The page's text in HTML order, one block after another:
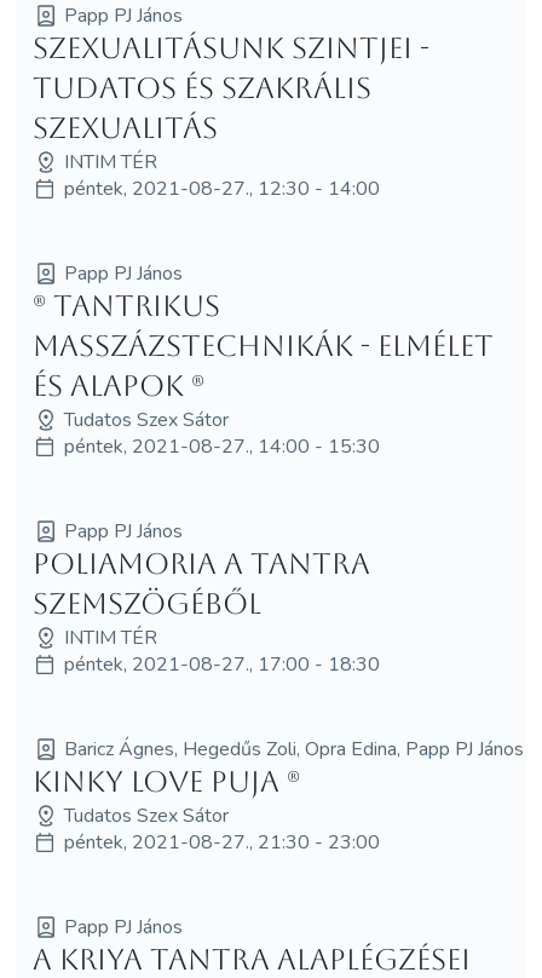
Papp PJ János
Szexualitásunk szintjei -
Tudatos és szakrális
szexualitás
INTIM TÉR
péntek, 2021-08-27., 12:30 - 14:00
Papp PJ János
(R) Tantrikus
masszázstechnikák - elmélet
és alapok (R)
Tudatos Szex Sátor
péntek, 2021-08-27., 14:00 - 15:30
Papp PJ János
Poliamoria a Tantra
szemszögéből
INTIM TÉR
péntek, 2021-08-27., 17:00 - 18:30
Baricz Ágnes, Hegedűs Zoli, Opra Edina, Papp PJ János
Kinky love puja (R)
Tudatos Szex Sátor
péntek, 2021-08-27., 21:30 - 23:00
Papp PJ János
A Kriya Tantra alaplégzései